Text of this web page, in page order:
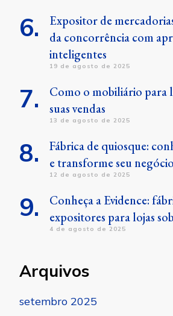
Expositor de
da concorrência com
inteligentes
19 de agosto de 2025
Como o mobiliário para
suas vendas
13 de agosto de 2025
Fábrica de quiosque:
e transforme seu negócio
12 de agosto de 2025
Conheça a Evidence:
expositores para lojas
4 de agosto de 2025
Arquivos
setembro 2025